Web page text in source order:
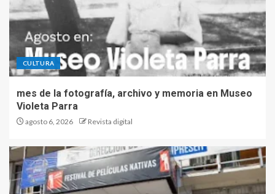
CULTURA
mes de la fotografía, archivo y memoria en Museo
Violeta Parra
agosto 6, 2026 Revista digital